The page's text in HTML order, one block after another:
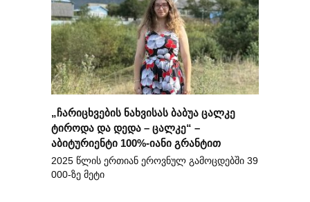
„ჩარიცხვების ნახვისას ბაბუა ცალკე
ტიროდა და დედა – ცალკე“ –
აბიტურიენტი 100%-იანი გრანტით
2025 წლის ერთიან ეროვნულ გამოცდებში 39
000-ზე მეტი